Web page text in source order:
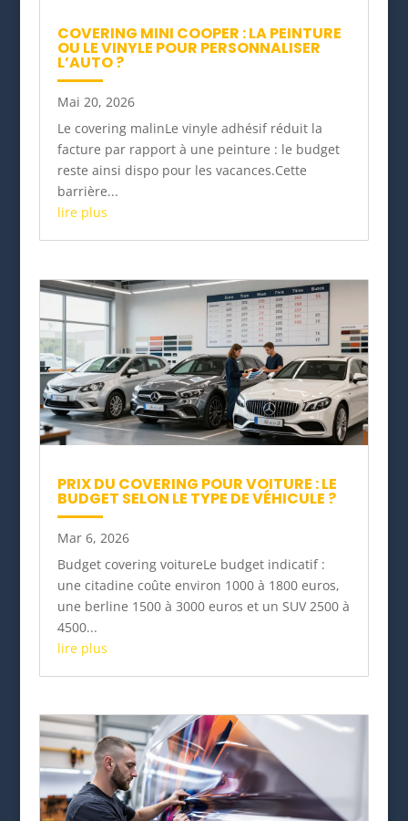
COVERING MINI COOPER : LA PEINTURE
OU LE VINYLE POUR PERSONNALISER
L’AUTO ?
Mai 20, 2026
Le covering malinLe vinyle adhésif réduit la
facture par rapport à une peinture : le budget
reste ainsi dispo pour les vacances.Cette
barrière...
lire plus
PRIX DU COVERING POUR VOITURE : LE
BUDGET SELON LE TYPE DE VÉHICULE ?
Mar 6, 2026
Budget covering voitureLe budget indicatif :
une citadine coûte environ 1000 à 1800 euros,
une berline 1500 à 3000 euros et un SUV 2500 à
4500...
lire plus